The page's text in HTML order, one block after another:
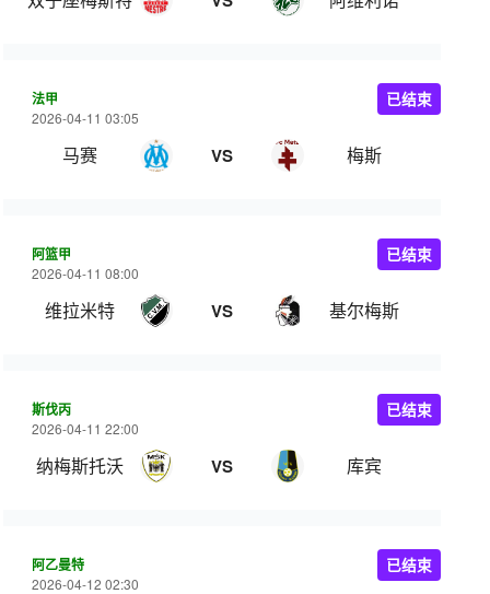
法甲
2026-04-11 03:05
马赛 VS 梅斯
已结束
阿篮甲
2026-04-11 08:00
维拉米特 VS 基尔梅斯
已结束
斯伐丙
2026-04-11 22:00
纳梅斯托沃 VS 库宾
已结束
阿乙曼特
2026-04-12 02:30
已结束